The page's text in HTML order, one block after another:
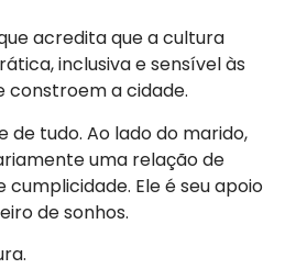
acredita que a cultura
inclusiva e sensível às
constroem a cidade.
de tudo. Ao lado do marido,
uma relação de
Ele é seu apoio
de sonhos.